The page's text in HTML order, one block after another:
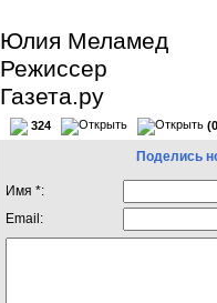
Юлия Меламед
Режиссер
Газета.ру
324
Поделись
Имя *:
Email: